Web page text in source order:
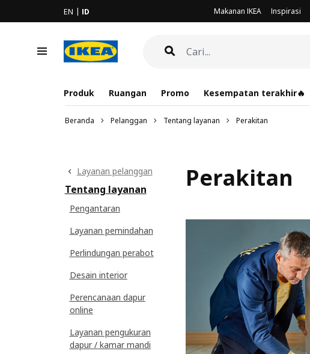
EN ID Makanan IKEA Inspirasi
Produk Ruangan Promo Kesempatan terakhir🔥
Beranda Pelanggan Tentang layanan Perakitan
Layanan pelanggan
Tentang layanan
Pengantaran
Layanan pemindahan
Perlindungan perabot
Desain interior
Perencanaan dapur
online
Layanan pengukuran
dapur / kamar mandi
Perakitan